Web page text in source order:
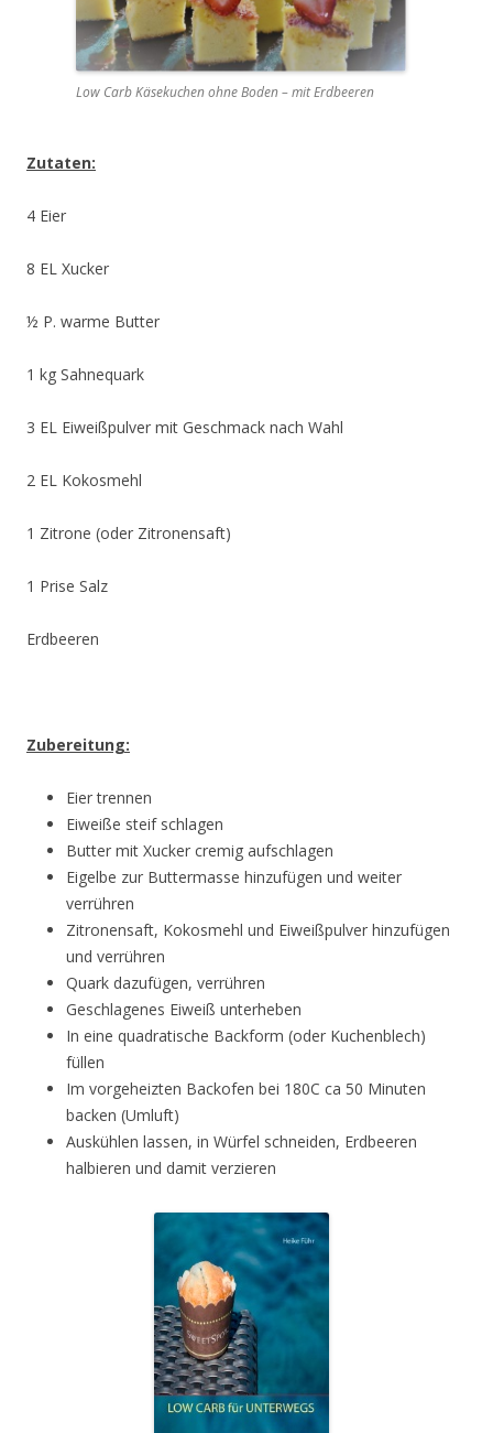
Low Carb Käsekuchen ohne Boden – mit Erdbeeren
Zutaten:
4 Eier
8 EL Xucker
½ P. warme Butter
1 kg Sahnequark
3 EL Eiweißpulver mit Geschmack nach Wahl
2 EL Kokosmehl
1 Zitrone (oder Zitronensaft)
1 Prise Salz
Erdbeeren
Zubereitung:
Eier trennen
Eiweiße steif schlagen
Butter mit Xucker cremig aufschlagen
Eigelbe zur Buttermasse hinzufügen und weiter
verrühren
Zitronensaft, Kokosmehl und Eiweißpulver hinzufügen
und verrühren
Quark dazufügen, verrühren
Geschlagenes Eiweiß unterheben
In eine quadratische Backform (oder Kuchenblech)
füllen
Im vorgeheizten Backofen bei 180C ca 50 Minuten
backen (Umluft)
Auskühlen lassen, in Würfel schneiden, Erdbeeren
halbieren und damit verzieren